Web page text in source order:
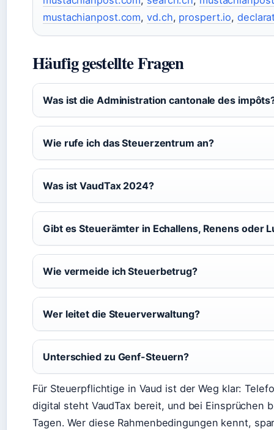
mustachianpost.com,vd.ch, prospert.io,
Häufig gestellte Fragen
Was ist die Administration cantonale des
Wie rufe ich das Steuerzentrum an?
Was ist VaudTax 2024?
Gibt es Steuerämter in Echallens, Renens oder
Wie vermeide ich Steuerbetrug?
Wer leitet die Steuerverwaltung?
Unterschied zu Genf-Steuern?
Für Steuerpflichtige in Vaud ist der Weg klar:
digital steht VaudTax bereit, und bei Einsprüchen
Tagen. Wer diese Rahmenbedingungen kennt,